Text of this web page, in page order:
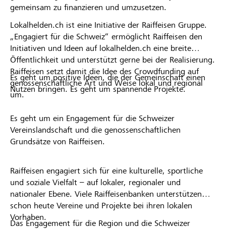
gemeinsam zu finanzieren und umzusetzen.
Lokalhelden.ch ist eine Initiative der Raiffeisen Gruppe.
„Engagiert für die Schweiz“ ermöglicht Raiffeisen den
Initiativen und Ideen auf lokalhelden.ch eine breite
Öffentlichkeit und unterstützt gerne bei der Realisierung.
Raiffeisen setzt damit die Idee des Crowdfunding auf
genossenschaftliche Art und Weise lokal und regional
um.
Es geht um positive Ideen, die der Gemeinschaft einen
Nutzen bringen. Es geht um spannende Projekte.
Es geht um ein Engagement für die Schweizer
Vereinslandschaft und die genossenschaftlichen
Grundsätze von Raiffeisen.
Raiffeisen engagiert sich für eine kulturelle, sportliche
und soziale Vielfalt – auf lokaler, regionaler und
nationaler Ebene. Viele Raiffeisenbanken unterstützen
schon heute Vereine und Projekte bei ihren lokalen
Vorhaben.
Das Engagement für die Region und die Schweizer